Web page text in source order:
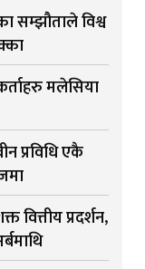
सम्झौताले विश्व
मलेसिया
प्रविधि एकै
प्रदर्शन,